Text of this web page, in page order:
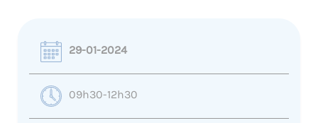
29-01-2024
09h30-12h30